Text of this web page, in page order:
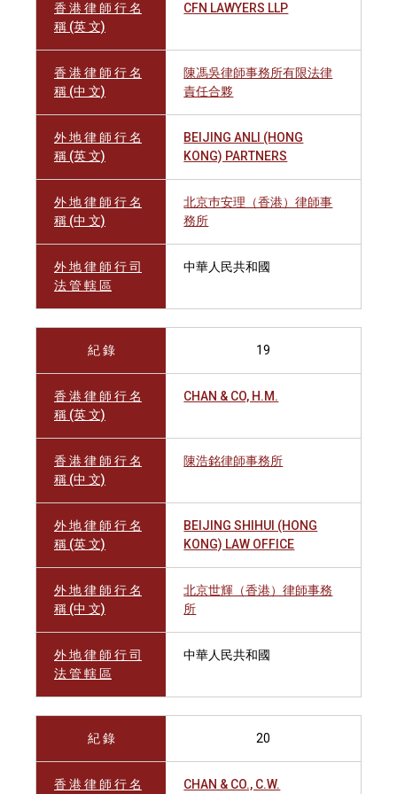
香 港 律 師 行 名
稱 (英 文)
CFN LAWYERS LLP
香 港 律 師 行 名
稱 (中 文)
陳馮吳律師事務所有限法律
責任合夥
外 地 律 師 行 名
稱 (英 文)
BEIJING ANLI (HONG
KONG) PARTNERS
外 地 律 師 行 名
稱 (中 文)
北京巿安理（香港）律師事
務所
外 地 律 師 行 司
法 管 轄 區
中華人民共和國
紀 錄 19
香 港 律 師 行 名
稱 (英 文)
CHAN & CO, H.M.
香 港 律 師 行 名
稱 (中 文)
陳浩銘律師事務所
外 地 律 師 行 名
稱 (英 文)
BEIJING SHIHUI (HONG
KONG) LAW OFFICE
外 地 律 師 行 名
稱 (中 文)
北京世輝（香港）律師事務
所
外 地 律 師 行 司
法 管 轄 區
中華人民共和國
紀 錄 20
香 港 律 師 行 名
CHAN & CO., C.W.